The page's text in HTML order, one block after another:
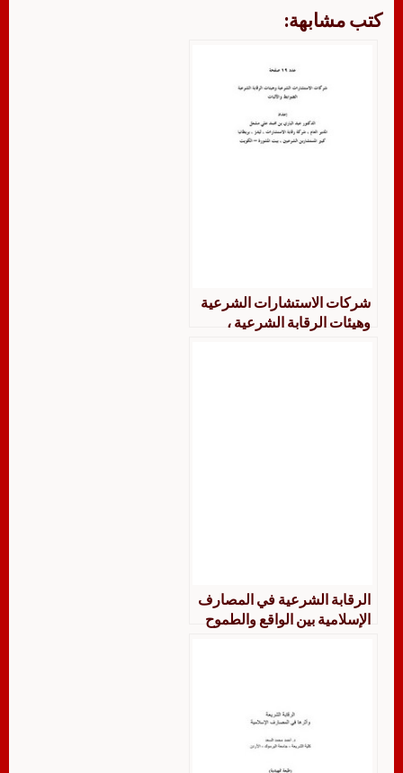
كتب مشابهة:
شركات الاستشارات الشرعية
وهيئات الرقابة الشرعية ،
الرقابة الشرعية في المصارف
الإسلامية بين الواقع والطموح